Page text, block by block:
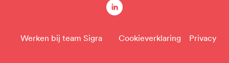
linkedin
Werken bij team Sigra Cookieverklaring Privacy